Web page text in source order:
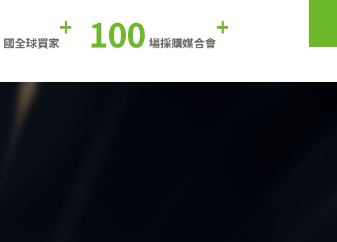
國全球買家+ 100 場採購媒合會+